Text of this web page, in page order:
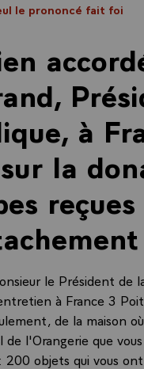
le prononcé fait foi
à
la
le Président de
à France 3
de la maison
de l'Orangerie que
objets qui vous